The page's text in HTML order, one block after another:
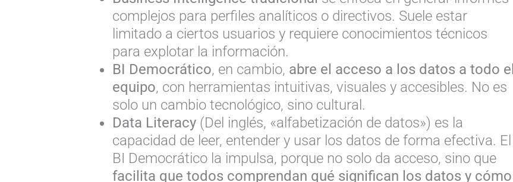
complejos para perfiles analíticos o directivos. Suele estar
limitado a ciertos usuarios y requiere conocimientos técnicos
para explotar la información.
BI Democrático, en cambio, abre el acceso a los datos a todo el
equipo, con herramientas intuitivas, visuales y accesibles. No es
solo un cambio tecnológico, sino cultural.
Data Literacy (Del inglés, «alfabetización de datos») es la
capacidad de leer, entender y usar los datos de forma efectiva. El
BI Democrático la impulsa, porque no solo da acceso, sino que
facilita que todos comprendan qué significan los datos y cómo